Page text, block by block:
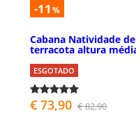
-11 %
Cabana Natividade
terracota altura
ESGOTADO
€ 73,90 € 82,90